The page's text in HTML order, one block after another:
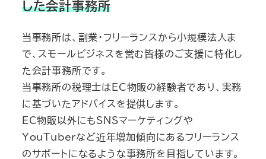
した会計事務所
当事務所は、副業・フリーランスから小規模法人ま
で、スモールビジネスを営む皆様のご支援に特化し
た会計事務所です。
当事務所の税理士はEC物販の経験者であり、実務
に基づいたアドバイスを提供します。
EC物販以外にもSNSマーケティングや
YouTuberなど近年増加傾向にあるフリーランス
のサポートになるような事務所を目指しています。